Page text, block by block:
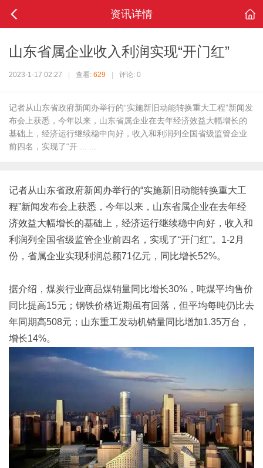
资讯详情
山东省属企业收入利润实现“开门红”
2023-1-17 02:27 查看: 629 评论: 0
记者从山东省政府新闻办举行的“实施新旧动能转换重大工程”新闻发
布会上获悉，今年以来，山东省属企业在去年经济效益大幅增长的
基础上，经济运行继续稳中向好，收入和利润列全国省级监管企业
前四名，实现了“开 ... ...
记者从山东省政府新闻办举行的“实施新旧动能转换重大工
程”新闻发布会上获悉，今年以来，山东省属企业在去年经
济效益大幅增长的基础上，经济运行继续稳中向好，收入和
利润列全国省级监管企业前四名，实现了“开门红”。1-2月
份，省属企业实现利润总额71亿元，同比增长52%。
据介绍，煤炭行业商品煤销量同比增长30%，吨煤平均售价
同比提高15元；钢铁价格近期虽有回落，但平均每吨仍比去
年同期高508元；山东重工发动机销量同比增加1.35万台，
增长14%。